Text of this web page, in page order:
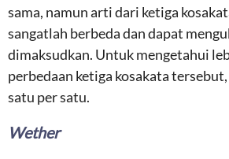
sama, namun arti dari ketiga
sangatlah berbeda dan dapat
dimaksudkan. Untuk mengetahui
perbedaan ketiga kosakata
satu per satu.
Wether